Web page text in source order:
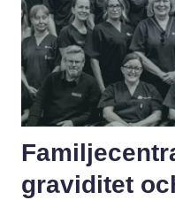
graviditet